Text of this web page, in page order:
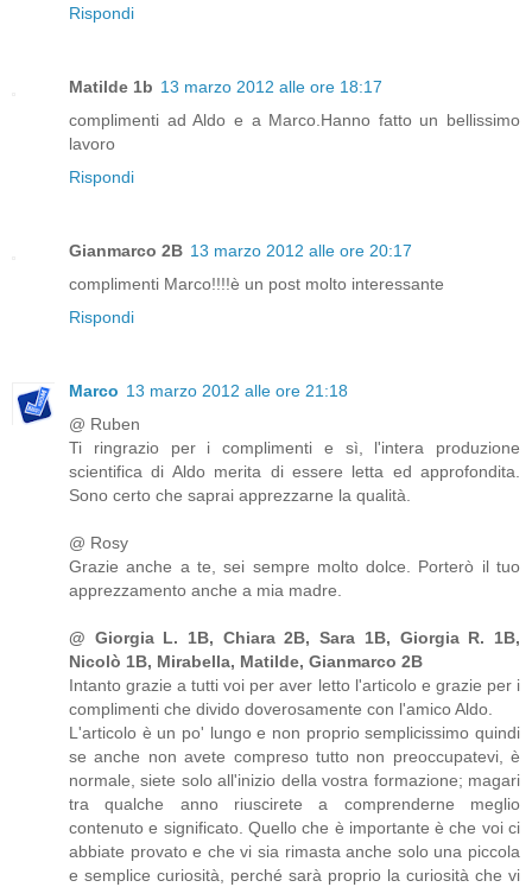
Rispondi
Matilde 1b 13 marzo 2012 alle ore 18:17
complimenti ad Aldo e a Marco.Hanno fatto un bellissimo
lavoro
Rispondi
Gianmarco 2B 13 marzo 2012 alle ore 20:17
complimenti Marco!!!!è un post molto interessante
Rispondi
Marco 13 marzo 2012 alle ore 21:18
@ Ruben
Ti ringrazio per i complimenti e sì, l'intera produzione
scientifica di Aldo merita di essere letta ed approfondita.
Sono certo che saprai apprezzarne la qualità.
@ Rosy
Grazie anche a te, sei sempre molto dolce. Porterò il tuo
apprezzamento anche a mia madre.
@ Giorgia L. 1B, Chiara 2B, Sara 1B, Giorgia R. 1B,
Nicolò 1B, Mirabella, Matilde, Gianmarco 2B
Intanto grazie a tutti voi per aver letto l'articolo e grazie per i
complimenti che divido doverosamente con l'amico Aldo.
L'articolo è un po' lungo e non proprio semplicissimo quindi
se anche non avete compreso tutto non preoccupatevi, è
normale, siete solo all'inizio della vostra formazione; magari
tra qualche anno riuscirete a comprenderne meglio
contenuto e significato. Quello che è importante è che voi ci
abbiate provato e che vi sia rimasta anche solo una piccola
e semplice curiosità, perché sarà proprio la curiosità che vi